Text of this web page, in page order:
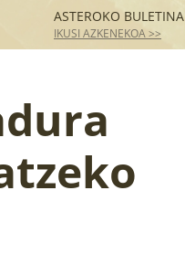
ASTEROKO BULETINA
IKUSI AZKENEKOA >>